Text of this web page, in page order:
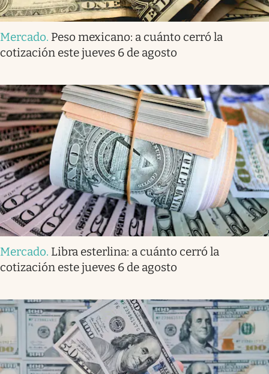
Mercado. Peso mexicano: a cuánto cerró la
cotización este jueves 6 de agosto
Mercado. Libra esterlina: a cuánto cerró la
cotización este jueves 6 de agosto